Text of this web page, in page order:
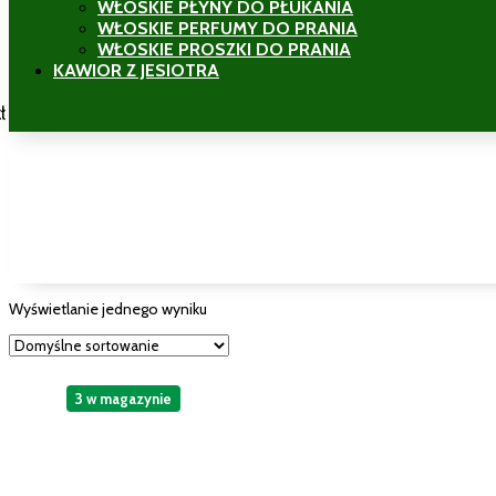
WŁOSKIE PŁYNY DO PŁUKANIA
WŁOSKIE PERFUMY DO PRANIA
WŁOSKIE PROSZKI DO PRANIA
KAWIOR Z JESIOTRA
Wyświetlanie jednego wyniku
3 w magazynie